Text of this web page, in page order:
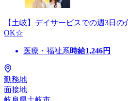
【土岐】デイサービスでの週3日
OK☆
医療・福祉系時給1,246円
勤務地
面接地